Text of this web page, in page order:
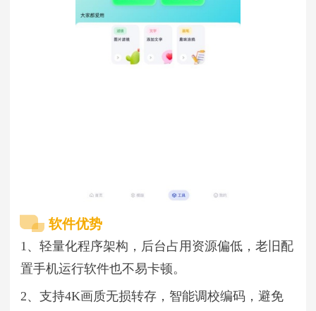
软件优势
1、轻量化程序架构，后台占用资源偏低，老旧配
置手机运行软件也不易卡顿。
2、支持4K画质无损转存，智能调校编码，避免